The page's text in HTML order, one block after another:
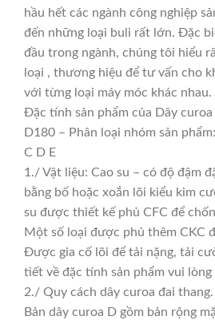
hầu hết các ngành công nghiệp
đến những loại buli rất lớn. Đặc
đầu trong ngành, chúng tôi hiểu
loại , thương hiệu để tư vấn cho
với từng loại máy móc khác nhau.
Đặc tính sản phẩm của Dây
D180 – Phân loại nhóm sản
C D E
1./ Vật liệu: Cao su – có độ đậm
bằng bố hoặc xoắn lõi kiểu kim
su được thiết kế phủ CFC để
Một số loại được phủ thêm CKC
Được gia cố lõi để tải nặng, tải
tiết về đặc tính sản phẩm vui lòng
2./ Quy cách dây curoa đai
Bản dây curoa D gồm bản rộng